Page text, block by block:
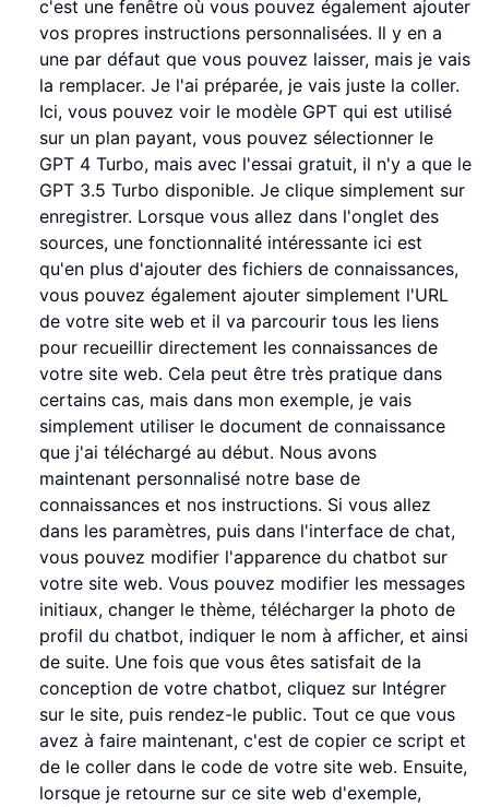
c'est une fenêtre où vous pouvez également ajouter
vos propres instructions personnalisées. Il y en a
une par défaut que vous pouvez laisser, mais je vais
la remplacer. Je l'ai préparée, je vais juste la coller.
Ici, vous pouvez voir le modèle GPT qui est utilisé
sur un plan payant, vous pouvez sélectionner le
GPT 4 Turbo, mais avec l'essai gratuit, il n'y a que le
GPT 3.5 Turbo disponible. Je clique simplement sur
enregistrer. Lorsque vous allez dans l'onglet des
sources, une fonctionnalité intéressante ici est
qu'en plus d'ajouter des fichiers de connaissances,
vous pouvez également ajouter simplement l'URL
de votre site web et il va parcourir tous les liens
pour recueillir directement les connaissances de
votre site web. Cela peut être très pratique dans
certains cas, mais dans mon exemple, je vais
simplement utiliser le document de connaissance
que j'ai téléchargé au début. Nous avons
maintenant personnalisé notre base de
connaissances et nos instructions. Si vous allez
dans les paramètres, puis dans l'interface de chat,
vous pouvez modifier l'apparence du chatbot sur
votre site web. Vous pouvez modifier les messages
initiaux, changer le thème, télécharger la photo de
profil du chatbot, indiquer le nom à afficher, et ainsi
de suite. Une fois que vous êtes satisfait de la
conception de votre chatbot, cliquez sur Intégrer
sur le site, puis rendez-le public. Tout ce que vous
avez à faire maintenant, c'est de copier ce script et
de le coller dans le code de votre site web. Ensuite,
lorsque je retourne sur ce site web d'exemple,